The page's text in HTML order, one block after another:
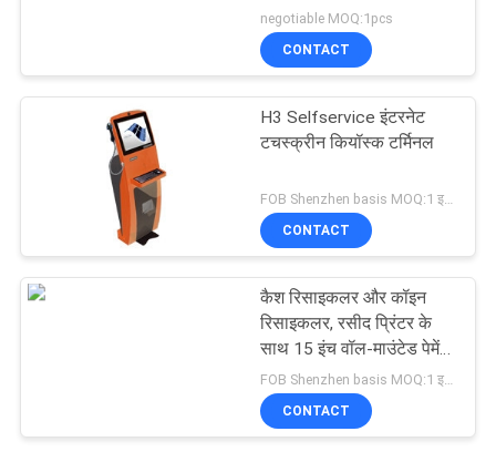
POLICY
एटीएम कार्ड रीडर
65
कियोस्क कार्ड रीडर
52
कियोस्क
negotiable MOQ:1pcs
CONTACT
H3 Selfservice इंटरनेट
टचस्क्रीन कियॉस्क टर्मिनल
CONTACT
कैश रिसाइकलर और कॉइन
रिसाइकलर, रसीद प्रिंटर के
साथ 15 इंच वॉल-माउंटेड पेमेंट
कियोस्क
CONTACT